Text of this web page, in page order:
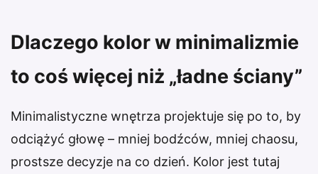
Dlaczego kolor w minimalizmie
to coś więcej niż „ładne ściany”
Minimalistyczne wnętrza projektuje się po to, by
odciążyć głowę – mniej bodźców, mniej chaosu,
prostsze decyzje na co dzień. Kolor jest tutaj